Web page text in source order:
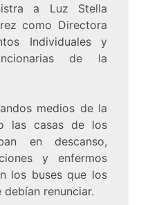
a Luz Stella
como Directora
Individuales y
de la
medios de la
las casas de los
en descanso,
y enfermos
los buses que los
renunciar.